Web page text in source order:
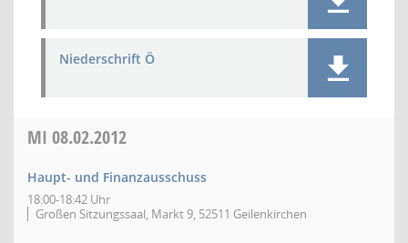
Niederschrift Ö
MI 08.02.2012
Haupt- und Finanzausschuss
18:00-18:42 Uhr
Großen Sitzungssaal, Markt 9, 52511 Geilenkirchen